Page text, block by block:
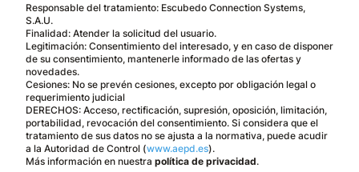
Responsable del tratamiento: Escubedo Connection Systems,
S.A.U.
Finalidad: Atender la solicitud del usuario.
Legitimación: Consentimiento del interesado, y en caso de disponer
de su consentimiento, mantenerle informado de las ofertas y
novedades.
Cesiones: No se prevén cesiones, excepto por obligación legal o
requerimiento judicial
DERECHOS: Acceso, rectificación, supresión, oposición, limitación,
portabilidad, revocación del consentimiento. Si considera que el
tratamiento de sus datos no se ajusta a la normativa, puede acudir
a la Autoridad de Control (www.aepd.es).
Más información en nuestra política de privacidad.